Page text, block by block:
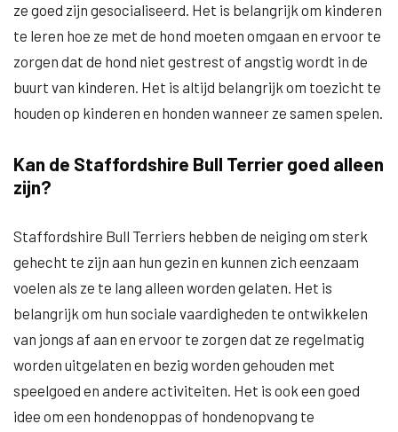
ze goed zijn gesocialiseerd. Het is belangrijk om kinderen
te leren hoe ze met de hond moeten omgaan en ervoor te
zorgen dat de hond niet gestrest of angstig wordt in de
buurt van kinderen. Het is altijd belangrijk om toezicht te
houden op kinderen en honden wanneer ze samen spelen.
Kan de Staffordshire Bull Terrier goed alleen
zijn?
Staffordshire Bull Terriers hebben de neiging om sterk
gehecht te zijn aan hun gezin en kunnen zich eenzaam
voelen als ze te lang alleen worden gelaten. Het is
belangrijk om hun sociale vaardigheden te ontwikkelen
van jongs af aan en ervoor te zorgen dat ze regelmatig
worden uitgelaten en bezig worden gehouden met
speelgoed en andere activiteiten. Het is ook een goed
idee om een ​​hondenoppas of hondenopvang te